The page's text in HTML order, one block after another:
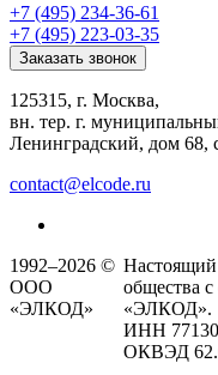
+7 (495) 234-36-61
+7 (495) 223-03-35
Заказать звонок
125315, г. Москва,
вн. тер. г.
Ленинградский, дом 68,
contact@elcode.ru
1992–2026 ©
ООО
«ЭЛКОД»
Настоящий
общества
«ЭЛКОД».
ИНН
ОКВЭД